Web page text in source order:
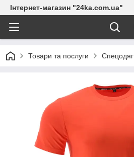
Інтернет-магазин "24ka.com.ua"
Товари та послуги Спецодяг